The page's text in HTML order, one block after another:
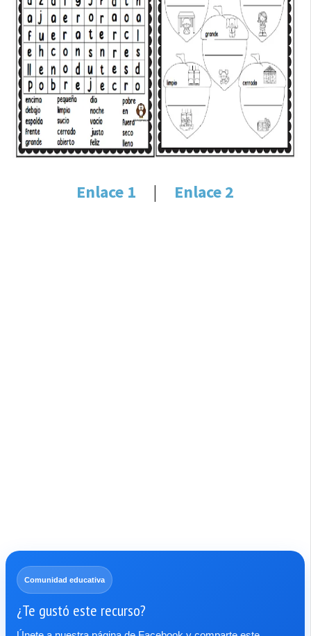
Enlace 1 | Enlace 2
Comunidad educativa
¿Te gustó este recurso?